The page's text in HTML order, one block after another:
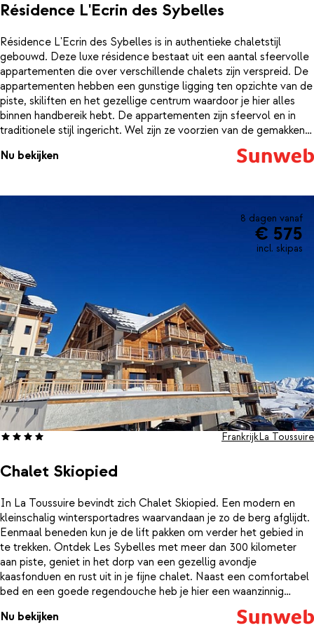
Résidence L'Ecrin des Sybelles
Résidence L'Ecrin des Sybelles is in authentieke chaletstijl
gebouwd. Deze luxe résidence bestaat uit een aantal sfeervolle
appartementen die over verschillende chalets zijn verspreid. De
appartementen hebben een gunstige ligging ten opzichte van de
piste, skiliften en het gezellige centrum waardoor je hier alles
binnen handbereik hebt. De appartementen zijn sfeervol en in
traditionele stijl ingericht. Wel zijn ze voorzien van de gemakken
van deze tijd, dus je kunt lekker comfortabel vakantie vieren. Om
even te ontspannen na al die afdalingen, heeft de résidence een
Nu bekijken
8 dagen vanaf
€ 575
incl. skipas
Chalet Skiopied
FrankrijkLa Toussuire
In La Toussuire bevindt zich Chalet Skiopied. Een modern en
kleinschalig wintersportadres waarvandaan je zo de berg afglijdt.
Eenmaal beneden kun je de lift pakken om verder het gebied in
te trekken. Ontdek Les Sybelles met meer dan 300 kilometer
aan piste, geniet in het dorp van een gezellig avondje
kaasfonduen en rust uit in je fijne chalet. Naast een comfortabel
bed en een goede regendouche heb je hier een waanzinnig
uitzicht op de besneeuwde bergtoppen om je heen.
Nu bekijken